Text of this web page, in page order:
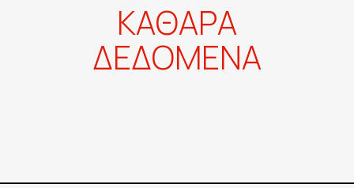
ΚΑΘΑΡΆ
ΔΕΔΟΜΈΝΑ